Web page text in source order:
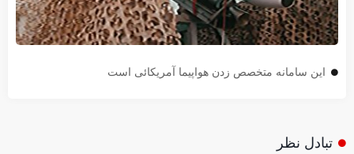
این سامانه متخصص زدن هواپیما آمریکائی است
تبادل نظر